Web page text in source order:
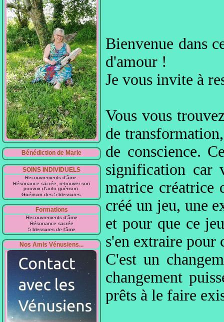
Bénédiction de Marie
SOINS INDIVIDUELS
Recouvrements d'âme.
Résonance sacrée, retrouver son
pouvoir d'auto guérison.
Guérison des 5 blessures.
Formations
Recouvrements d'âme
Résonance sacrée
5 blessures de l'âme
Nos Amis Vénusiens...
Bienvenue dans
d'amour !
Je vous invite à
Vous vous
de
de conscience.
signification car
matrice créatrice
créé un jeu, une
et pour que ce
s'en extraire pour
C'est un
changement
prêts à le faire